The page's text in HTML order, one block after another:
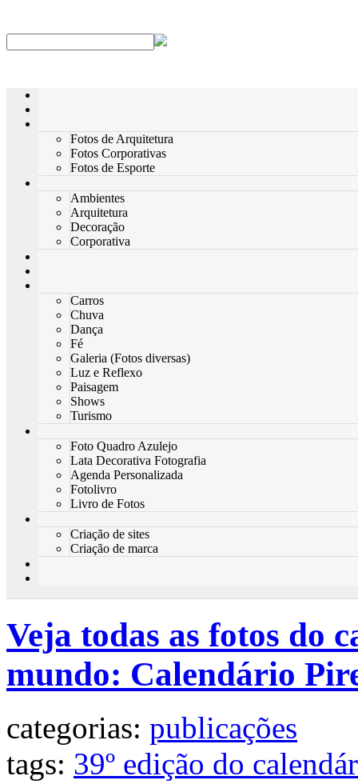
Fotos de Arquitetura
Fotos Corporativas
Fotos de Esporte
Ambientes
Arquitetura
Decoração
Corporativa
Carros
Chuva
Dança
Fé
Galeria (Fotos diversas)
Luz e Reflexo
Paisagem
Shows
Turismo
Foto Quadro Azulejo
Lata Decorativa Fotografia
Agenda Personalizada
Fotolivro
Livro de Fotos
Criação de sites
Criação de marca
Veja todas as fotos do
mundo: Calendário
categorias: publicações
tags: 39º edição do